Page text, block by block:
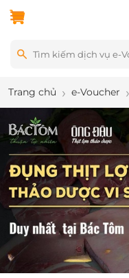
Trang chủ e-Voucher